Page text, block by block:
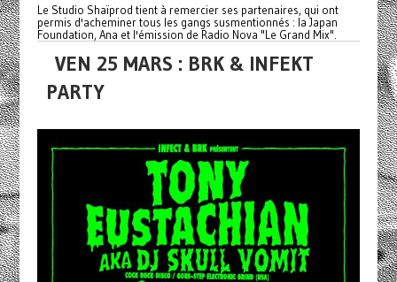
Le Studio Shaïprod tient à remercier ses partenaires, qui ont
permis d'acheminer tous les gangs susmentionnés : la Japan
Foundation, Ana et l'émission de Radio Nova "Le Grand Mix".
VEN 25 MARS : BRK & INFEKT
PARTY